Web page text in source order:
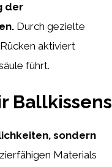
der
Durch gezielte
aktiviert
führt.
Ballkissens
sondern
Materials